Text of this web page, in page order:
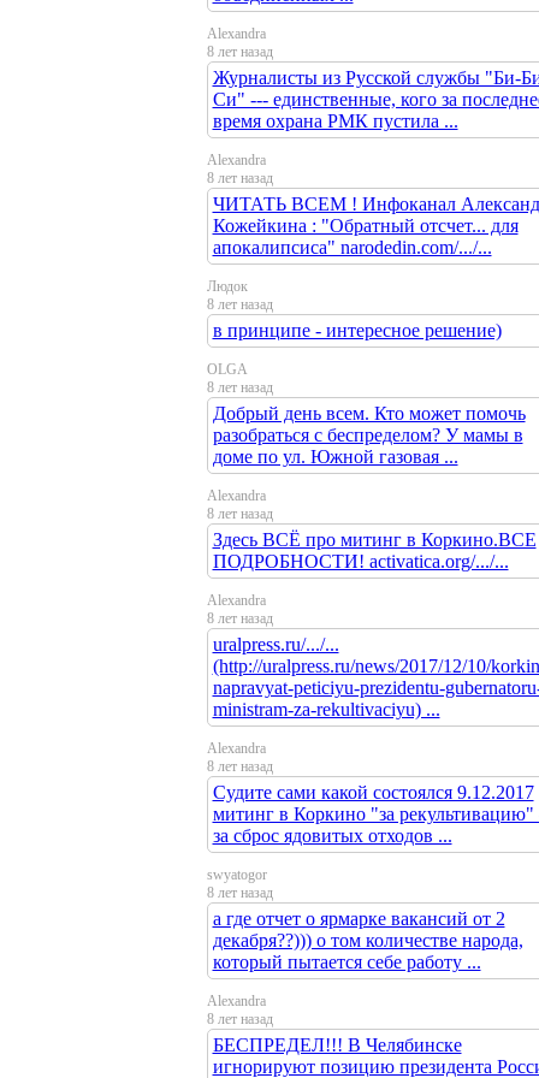
Alexandra
8 лет назад
Журналисты из Русской службы "Би-
Си" --- единственные, кого за
время охрана РМК пустила ...
Alexandra
8 лет назад
ЧИТАТЬ ВСЕМ ! Инфоканал
Кожейкина : "Обратный отсчет... для
апокалипсиса" narodedin.com/.../...
Людок
8 лет назад
в принципе - интересное решение)
OLGA
8 лет назад
Добрый день всем. Кто может помочь
разобраться с беспределом? У мамы в
доме по ул. Южной газовая ...
Alexandra
8 лет назад
Здесь ВСЁ про митинг в Коркино.ВСЕ
ПОДРОБНОСТИ! activatica.org/.../...
Alexandra
8 лет назад
uralpress.ru/.../...
(http://uralpress.ru/news/2017/12/10/
napravyat-peticiyu-prezidentu-
ministram-za-rekultivaciyu) ...
Alexandra
8 лет назад
Судите сами какой состоялся 9.12.2017
митинг в Коркино "за рекультивацию"
за сброс ядовитых отходов ...
swyatogor
8 лет назад
а где отчет о ярмарке вакансий от 2
декабря??))) о том количестве народа,
который пытается себе работу ...
Alexandra
8 лет назад
БЕСПРЕДЕЛ!!! В Челябинске
игнорируют позицию президента